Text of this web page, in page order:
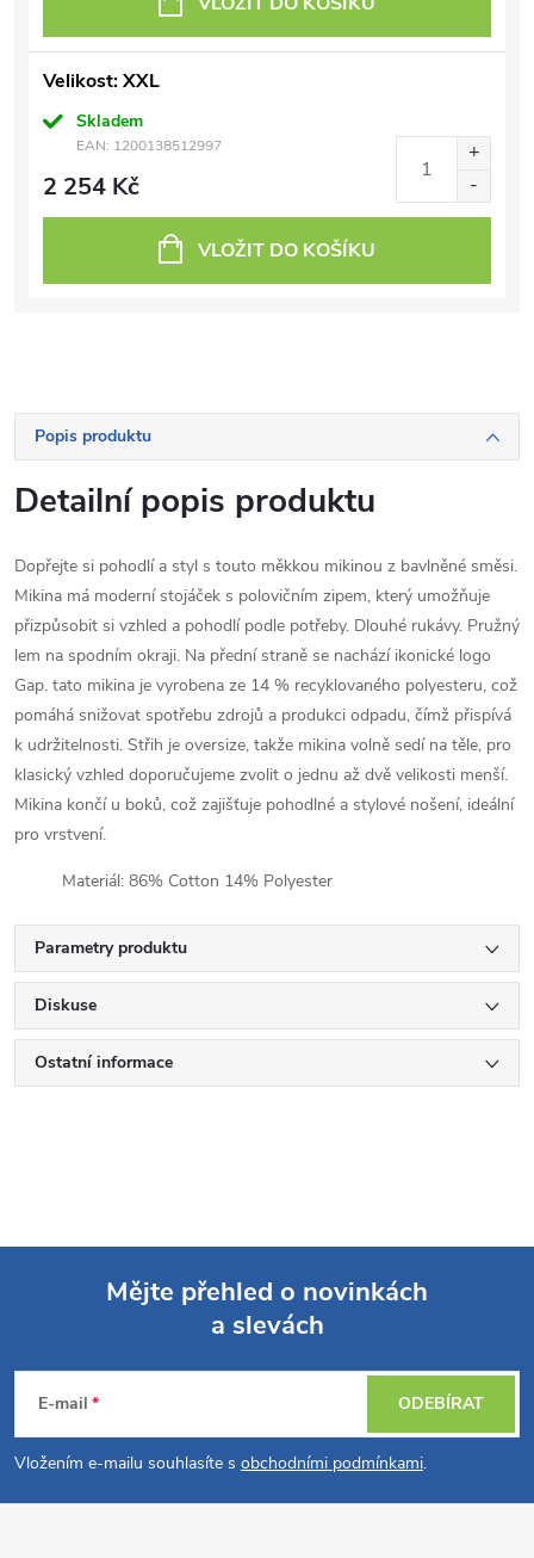
Velikost: XXL
Skladem
EAN: 1200138512997
2 254 Kč
VLOŽIT DO KOŠÍKU
Popis produktu
Detailní popis produktu
Dopřejte si pohodlí a styl s touto měkkou mikinou z bavlněné směsi.
Mikina má moderní stojáček s polovičním zipem, který umožňuje
přizpůsobit si vzhled a pohodlí podle potřeby. Dlouhé rukávy. Pružný
lem na spodním okraji. Na přední straně se nachází ikonické logo
Gap. tato mikina je vyrobena ze 14 % recyklovaného polyesteru, což
pomáhá snižovat spotřebu zdrojů a produkci odpadu, čímž přispívá
k udržitelnosti. Střih je oversize, takže mikina volně sedí na těle, pro
klasický vzhled doporučujeme zvolit o jednu až dvě velikosti menší.
Mikina končí u boků, což zajišťuje pohodlné a stylové nošení, ideální
pro vrstvení.
Materiál: 86% Cotton 14% Polyester
Parametry produktu
Diskuse
Ostatní informace
p
a
Mějte přehled o novinkách
a slevách
E-mail
Vložením e-mailu souhlasíte s obchodními podmínkami.
ODEBÍRAT